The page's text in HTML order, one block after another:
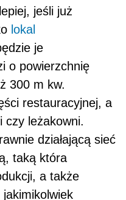
a także
chodzi o samą
być
ale też z
lokalizację i
Zanim jednak
załatwić